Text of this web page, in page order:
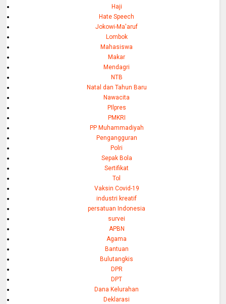
Haji
Hate Speech
Jokowi-Ma'aruf
Lombok
Mahasiswa
Makar
Mendagri
NTB
Natal dan Tahun Baru
Nawacita
PIlpres
PMKRI
PP Muhammadiyah
Pengangguran
Polri
Sepak Bola
Sertifikat
Tol
Vaksin Covid-19
industri kreatif
persatuan Indonesia
survei
APBN
Agama
Bantuan
Bulutangkis
DPR
DPT
Dana Kelurahan
Deklarasi